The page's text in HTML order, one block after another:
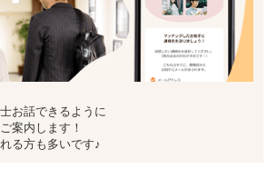
お話できるように
案内します！
る方も多いです♪